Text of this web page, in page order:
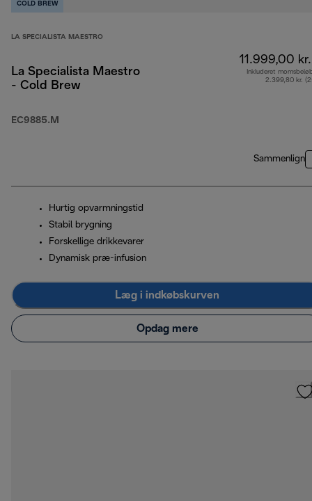
COLD BREW
LA SPECIALISTA MAESTRO
La Specialista Maestro
- Cold Brew
EC9885.M
11.999,00 kr.
Inkluderet
2.399,80 kr.
Sammenlign
Hurtig opvarmningstid
Stabil brygning
Forskellige drikkevarer
Dynamisk præ-infusion
Læg i indkøbskurven
Opdag mere